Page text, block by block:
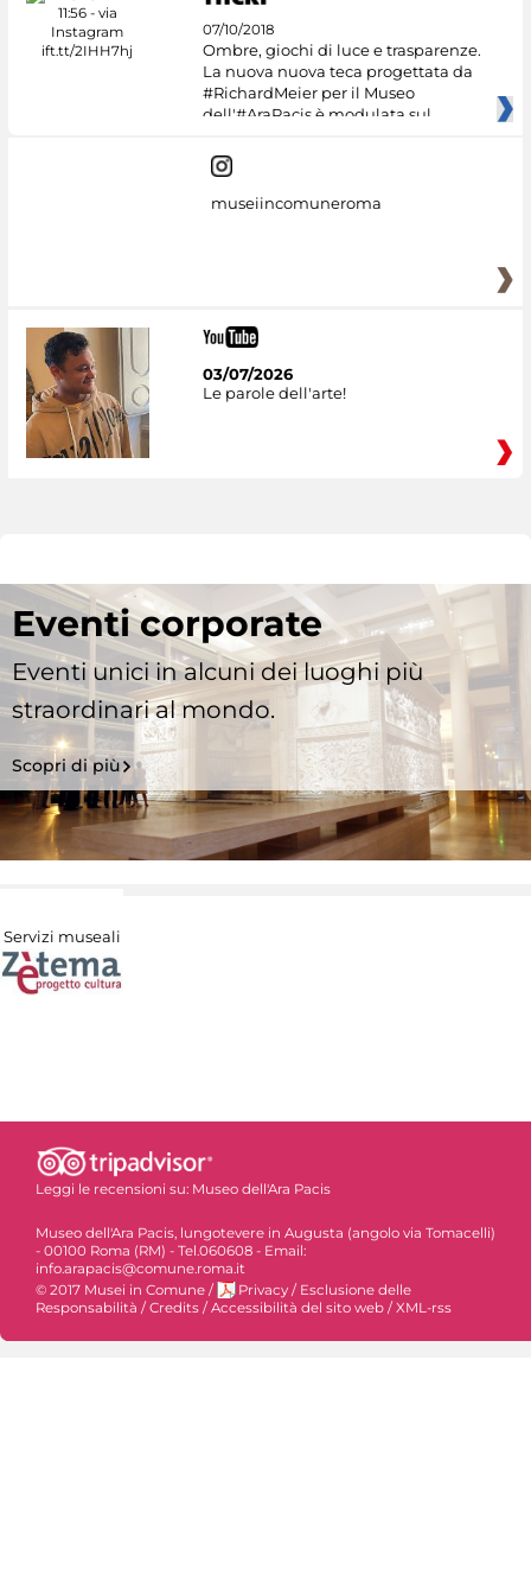
07/10/2018
Ombre, giochi di luce e trasparenze.
La nuova nuova teca progettata da
#RichardMeier per il Museo
dell'#AraPacis è modulata sul
museiincomuneroma
03/07/2026
Le parole dell'arte!
Eventi corporate
Eventi unici in alcuni dei luoghi più
straordinari al mondo.
Scopri di più
Servizi museali
Leggi le recensioni su: Museo dell'Ara Pacis
Museo dell'Ara Pacis, lungotevere in Augusta (angolo via Tomacelli)
- 00100 Roma (RM) - Tel.060608 - Email:
info.arapacis@comune.roma.it
© 2017 Musei in Comune / Privacy / Esclusione delle
Responsabilità / Credits / Accessibilità del sito web / XML-rss